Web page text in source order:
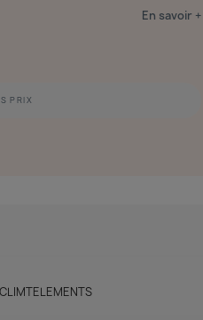
En savoir +
PRIX